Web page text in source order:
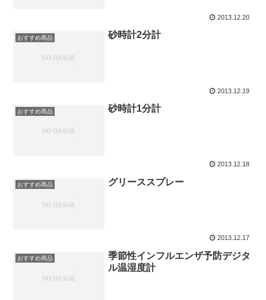
2013.12.20
おすすめ商品 砂時計2分計
2013.12.19
おすすめ商品 砂時計1分計
2013.12.18
おすすめ商品 グリーススプレー
2013.12.17
おすすめ商品
季節性インフルエンザ予防デジタ
ル温湿度計